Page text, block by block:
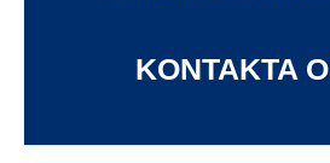
KONTAKTA